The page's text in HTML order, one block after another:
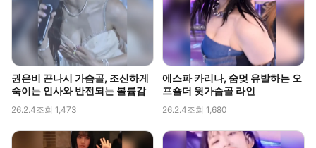
권은비 끈나시 가슴골, 조신하게
숙이는 인사와 반전되는 볼륨감
26.2.4조회 1,473
에스파 카리나, 숨멎 유발하는 오
프숄더 윗가슴골 라인
26.2.4조회 1,680